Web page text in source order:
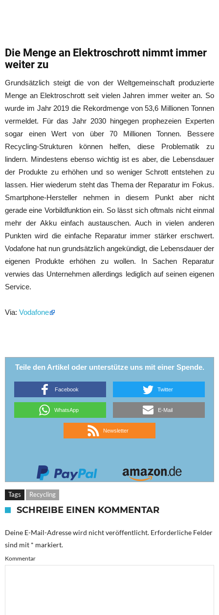
Die Menge an Elektroschrott nimmt immer
weiter zu
Grundsätzlich steigt die von der Weltgemeinschaft produzierte
Menge an Elektroschrott seit vielen Jahren immer weiter an. So
wurde im Jahr 2019 die Rekordmenge von 53,6 Millionen Tonnen
vermeldet. Für das Jahr 2030 hingegen prophezeien Experten
sogar einen Wert von über 70 Millionen Tonnen. Bessere
Recycling-Strukturen können helfen, diese Problematik zu
lindern. Mindestens ebenso wichtig ist es aber, die Lebensdauer
der Produkte zu erhöhen und so weniger Schrott entstehen zu
lassen. Hier wiederum steht das Thema der Reparatur im Fokus.
Smartphone-Hersteller nehmen in diesem Punkt aber nicht
gerade eine Vorbildfunktion ein. So lässt sich oftmals nicht einmal
mehr der Akku einfach austauschen. Auch in vielen anderen
Punkten wird die einfache Reparatur immer stärker erschwert.
Vodafone hat nun grundsätzlich angekündigt, die Lebensdauer der
eigenen Produkte erhöhen zu wollen. In Sachen Reparatur
verwies das Unternehmen allerdings lediglich auf seinen eigenen
Service.
Via: Vodafone
Teile den Artikel oder unterstütze uns mit einer Spende.
Facebook Twitter
WhatsApp E-Mail
Newsletter
Tags Recycling
SCHREIBE EINEN KOMMENTAR
Deine E-Mail-Adresse wird nicht veröffentlicht. Erforderliche Felder
sind mit * markiert.
Kommentar